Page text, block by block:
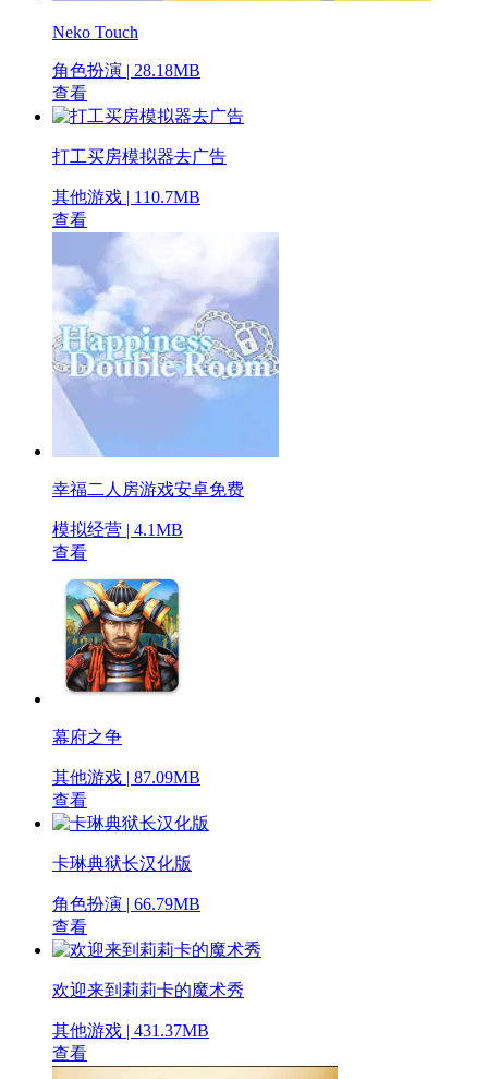
Neko Touch
角色扮演 | 28.18MB
查看
打工买房模拟器去广告
其他游戏 | 110.7MB
查看
幸福二人房游戏安卓免费
模拟经营 | 4.1MB
查看
幕府之争
其他游戏 | 87.09MB
查看
卡琳典狱长汉化版
角色扮演 | 66.79MB
查看
欢迎来到莉莉卡的魔术秀
其他游戏 | 431.37MB
查看